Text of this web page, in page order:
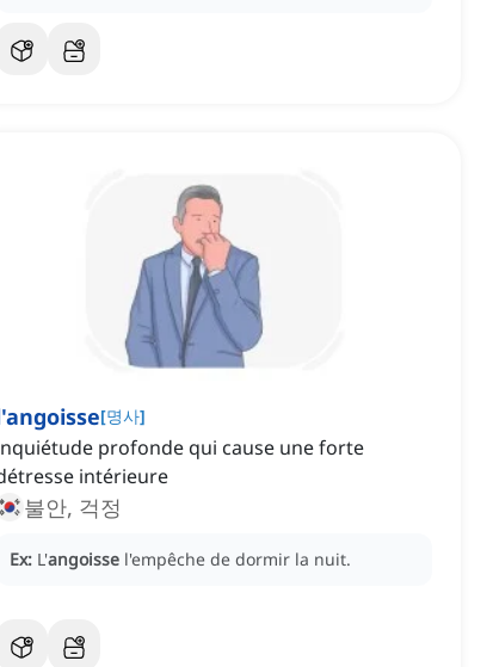
[명사]
profonde qui cause une forte
intérieure
불안, 걱정
Ex: L'angoisse l'empêche de dormir la nuit.